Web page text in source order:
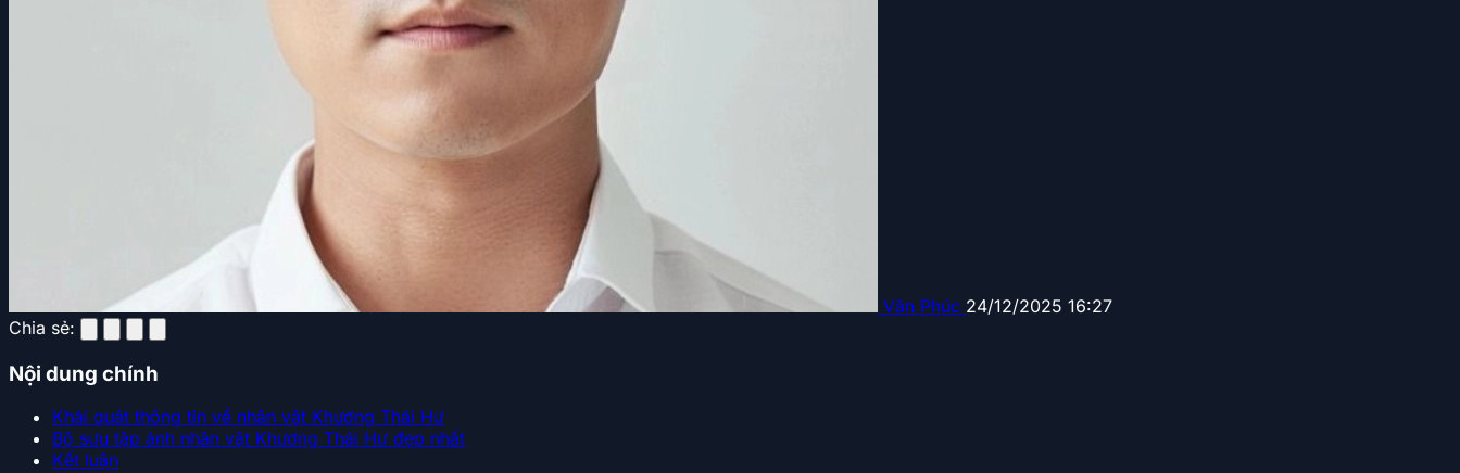
Văn Phúc 24/12/2025 16:27
Chia sẻ:
Nội dung chính
Khái quát thông tin về nhân vật Khương Thái Hư
Bộ sưu tập ảnh nhân vật Khương Thái Hư đẹp nhất
Kết luận